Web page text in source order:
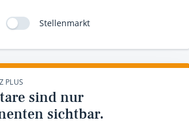
Stellenmarkt
PLUS
sind nur
sichtbar.